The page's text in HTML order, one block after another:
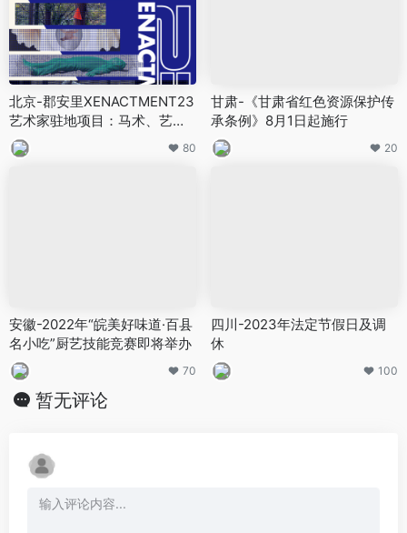
北京-郡安里XENACTMENT23
艺术家驻地项目：马术、艺术
与自然的交响
80
甘肃-《甘肃省红色资源保护传
承条例》8月1日起施行
20
安徽-2022年“皖美好味道·百县
名小吃”厨艺技能竞赛即将举办
70
四川-2023年法定节假日及调
休
100
暂无评论